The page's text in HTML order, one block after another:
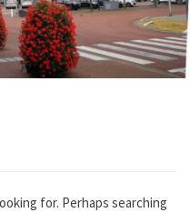
for. Perhaps searching